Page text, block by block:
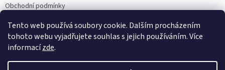
Tento web používá soubory cookie. Dalším procházením
tohoto webu vyjadřujete souhlas s jejich používáním. Více
informacízde.
Obchodní podmínky
Doprava a platba